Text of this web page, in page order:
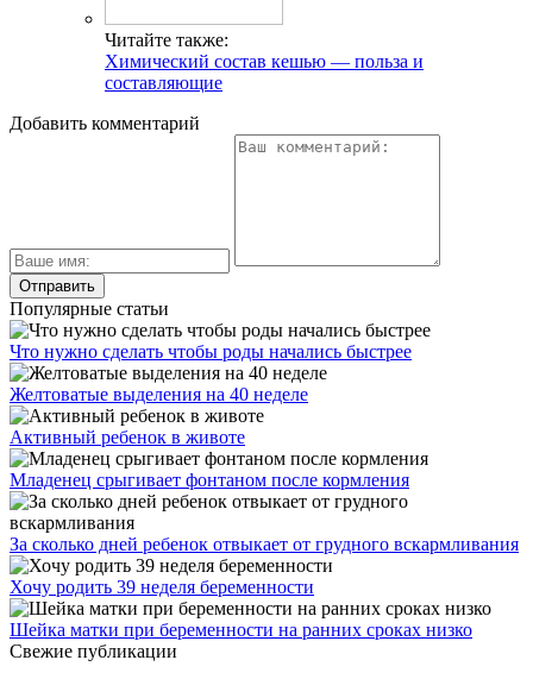
Читайте также:
Химический состав кешью — польза и
составляющие
Добавить комментарий
Популярные статьи
Что нужно сделать чтобы роды начались быстрее
Желтоватые выделения на 40 неделе
Активный ребенок в животе
Младенец срыгивает фонтаном после кормления
За сколько дней ребенок отвыкает от грудного вскармливания
Хочу родить 39 неделя беременности
Шейка матки при беременности на ранних сроках низко
Свежие публикации